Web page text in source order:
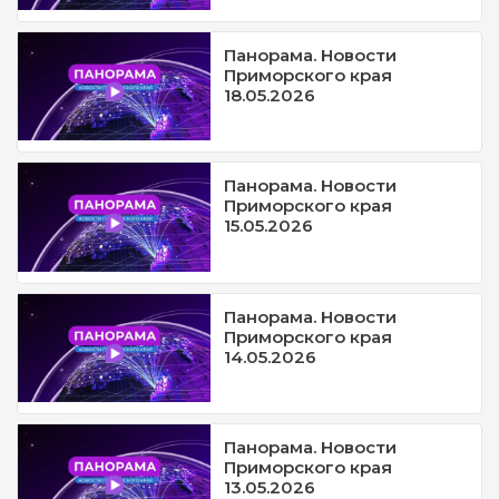
Панорама. Новости
Приморского края
18.05.2026
Панорама. Новости
Приморского края
15.05.2026
Панорама. Новости
Приморского края
14.05.2026
Панорама. Новости
Приморского края
13.05.2026